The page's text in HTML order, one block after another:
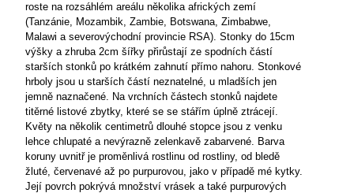
roste na rozsáhlém areálu několika afrických zemí
(Tanzánie, Mozambik, Zambie, Botswana, Zimbabwe,
Malawi a severovýchodní provincie RSA). Stonky do 15cm
výšky a zhruba 2cm šířky přirůstají ze spodních částí
starších stonků po krátkém zahnutí přímo nahoru. Stonkové
hrboly jsou u starších částí neznatelné, u mladších jen
jemně naznačené. Na vrchních částech stonků najdete
titěrné listové zbytky, které se se stářím úplně ztrácejí.
Květy na několik centimetrů dlouhé stopce jsou z venku
lehce chlupaté a nevýrazně zelenkavě zabarvené. Barva
koruny uvnitř je proměnlivá rostlinu od rostliny, od bledě
žluté, červenavé až po purpurovou, jako v případě mé kytky.
Její povrch pokrývá množství vrásek a také purpurových